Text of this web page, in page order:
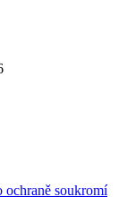
ochraně soukromí